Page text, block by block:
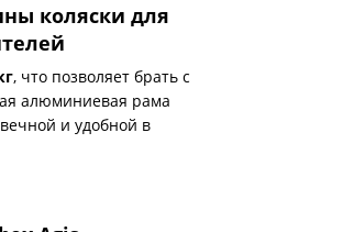
коляски для
, что позволяет брать с
алюминиевая рама
и удобной в